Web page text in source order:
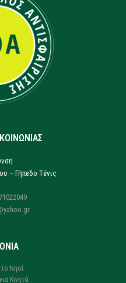
– Γήπεδο Τένις
Νησί
Κινητά